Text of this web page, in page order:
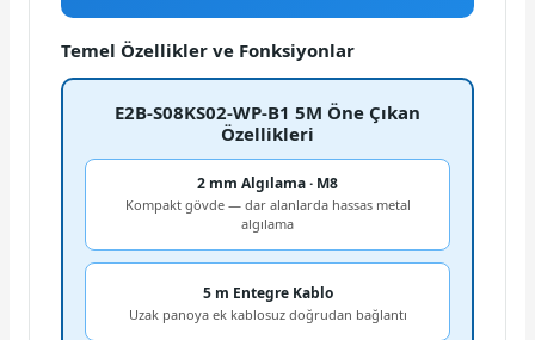
Temel Özellikler ve Fonksiyonlar
E2B-S08KS02-WP-B1 5M Öne Çıkan
Özellikleri
2 mm Algılama · M8
Kompakt gövde — dar alanlarda hassas metal
algılama
5 m Entegre Kablo
Uzak panoya ek kablosuz doğrudan bağlantı